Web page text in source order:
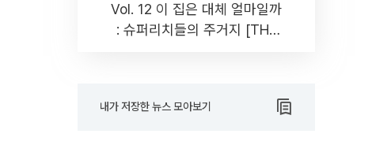
Vol. 12 이 집은 대체 얼마일까
: 슈퍼리치들의 주거지 [THE
내가 저장한 뉴스 모아보기